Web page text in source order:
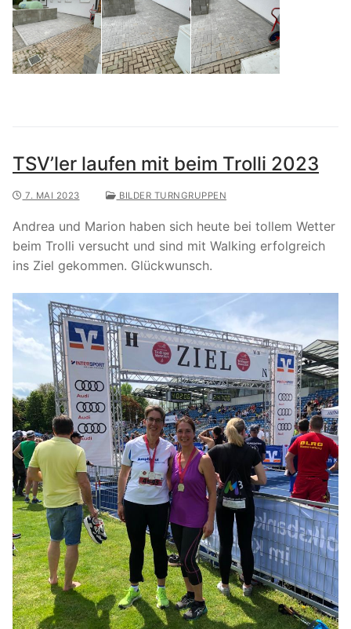
TSV’ler laufen mit beim Trolli 2023
7. MAI 2023 BILDER TURNGRUPPEN
Andrea und Marion haben sich heute bei tollem Wetter
beim Trolli versucht und sind mit Walking erfolgreich
ins Ziel gekommen. Glückwunsch.